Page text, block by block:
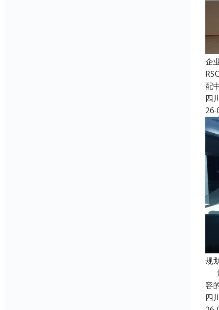
企
配
四
26-
规
容
四